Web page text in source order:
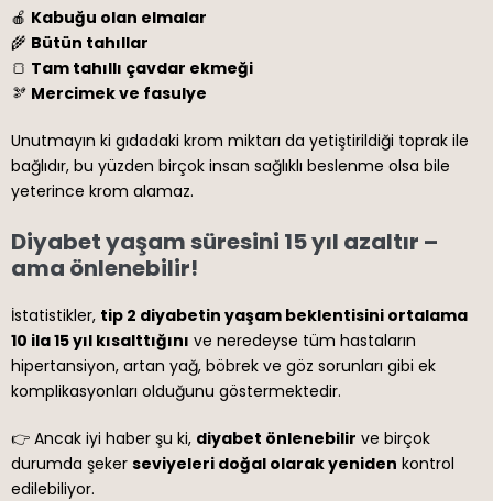
🍎 Kabuğu olan elmalar
🌾 Bütün tahıllar
🍞 Tam tahıllı çavdar ekmeği
🫘 Mercimek ve fasulye
Unutmayın ki gıdadaki krom miktarı da yetiştirildiği toprak ile
bağlıdır, bu yüzden birçok insan sağlıklı beslenme olsa bile
yeterince krom alamaz.
Diyabet yaşam süresini 15 yıl azaltır –
ama önlenebilir!
İstatistikler, tip 2 diyabetin yaşam beklentisini ortalama
10 ila 15 yıl kısalttığını ve neredeyse tüm hastaların
hipertansiyon, artan yağ, böbrek ve göz sorunları gibi ek
komplikasyonları olduğunu göstermektedir.
👉 Ancak iyi haber şu ki, diyabet önlenebilir ve birçok
durumda şeker seviyeleri doğal olarak yeniden kontrol
edilebiliyor.